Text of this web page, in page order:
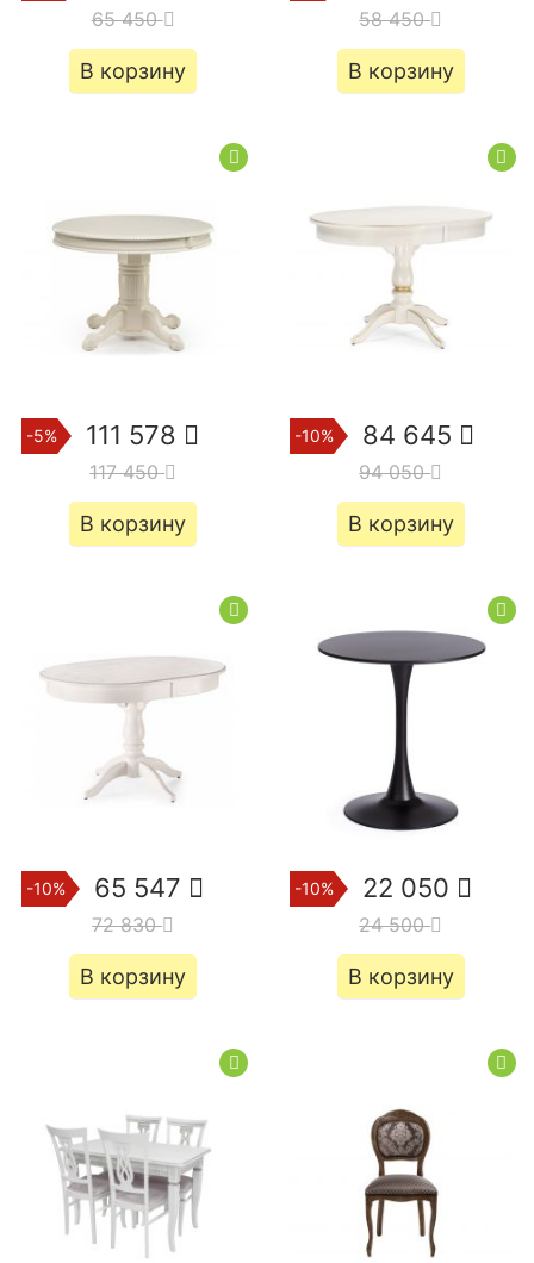
65 450
В корзину
58 450
В корзину
-5% 111 578
117 450
В корзину
-10% 84 645
94 050
В корзину
-10% 65 547
72 830
В корзину
-10% 22 050
24 500
В корзину